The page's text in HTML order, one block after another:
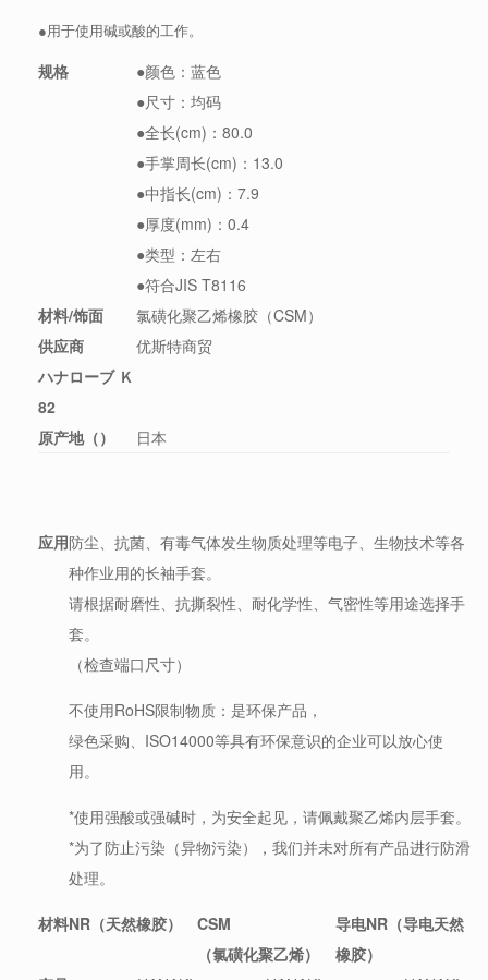
●用于使用碱或酸的工作。
规格
●颜色：蓝色
●尺寸：均码
●全长(cm)：80.0
●手掌周长(cm)：13.0
●中指长(cm)：7.9
●厚度(mm)：0.4
●类型：左右
●符合JIS T8116
材料/饰面
氯磺化聚乙烯橡胶（CSM）
供应商
优斯特商贸
ハナローブ Ｋ
82
原产地（）
日本
应用防尘、抗菌、有毒气体发生物质处理等电子、生物技术等各
种作业用的长袖手套。
请根据耐磨性、抗撕裂性、耐化学性、气密性等用途选择手
套。
（检查端口尺寸）
不使用RoHS限制物质：是环保产品，
绿色采购、ISO14000等具有环保意识的企业可以放心使
用。
*使用强酸或强碱时，为安全起见，请佩戴聚乙烯内层手套。
*为了防止污染（异物污染），我们并未对所有产品进行防滑
处理。
材料NR（天然橡胶）
CSM
（氯磺化聚乙烯）
导电NR（导电天然
橡胶）